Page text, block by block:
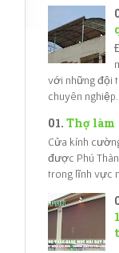
với những đội
chuyên nghiệp.
Thợ
Cửa kính
được Phú
trong lĩnh vực